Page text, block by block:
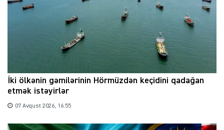
İki ölkənin gəmilərinin Hörmüzdən keçidini qadağan
etmək istəyirlər
07 Avqust 2026, 16:55